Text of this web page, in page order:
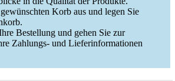
Korb aus und legen Sie
Bestellung und gehen Sie zur
Zahlungs- und Lieferinformationen